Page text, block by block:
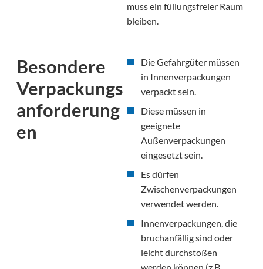
muss ein füllungsfreier Raum
bleiben.
Besondere
Verpackungs
anforderung
en
Die Gefahrgüter müssen
in Innenverpackungen
verpackt sein.
Diese müssen in
geeignete
Außenverpackungen
eingesetzt sein.
Es dürfen
Zwischenverpackungen
verwendet werden.
Innenverpackungen, die
bruchanfällig sind oder
leicht durchstoßen